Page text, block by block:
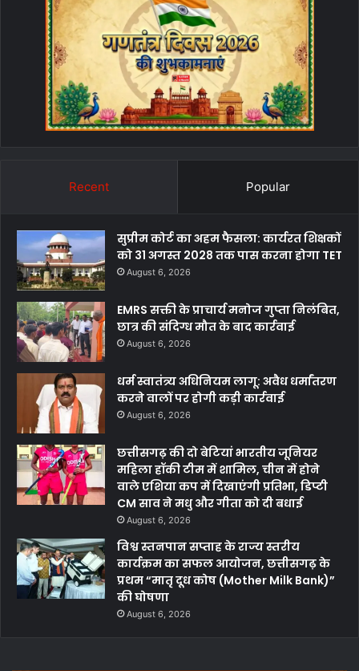
Recent Popular
सुप्रीम कोर्ट का अहम फैसला: कार्यरत शिक्षकों
को 31 अगस्त 2028 तक पास करना होगा TET
August 6, 2026
EMRS सक्ती के प्राचार्य मनोज गुप्ता निलंबित,
छात्र की संदिग्ध मौत के बाद कार्रवाई
August 6, 2026
धर्म स्वातंत्र्य अधिनियम लागू: अवैध धर्मांतरण
करने वालों पर होगी कड़ी कार्रवाई
August 6, 2026
छत्तीसगढ़ की दो बेटियां भारतीय जूनियर
महिला हॉकी टीम में शामिल, चीन में होने
वाले एशिया कप में दिखाएंगी प्रतिभा, डिप्टी
CM साव ने मधु और गीता को दी बधाई
August 6, 2026
विश्व स्तनपान सप्ताह के राज्य स्तरीय
कार्यक्रम का सफल आयोजन, छत्तीसगढ़ के
प्रथम “मातृ दूध कोष (Mother Milk Bank)”
की घोषणा
August 6, 2026